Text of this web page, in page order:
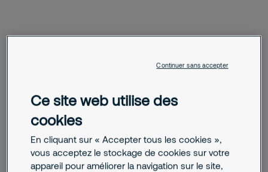
Êtes-vous intéressé par la façon
besoins en matière de sécurité ?
Nous vous aidons à comprendre les menaces et les risques
auxquels vous êtes confronté. Ensemble, nous
construisons une solution de sécurité robuste qui protège
Ce site web utilise des
cookies
En cliquant sur « Accepter tous les cookies »,
vous acceptez le stockage de cookies sur votre
appareil pour améliorer la navigation sur le site,
Continuer sans accepter